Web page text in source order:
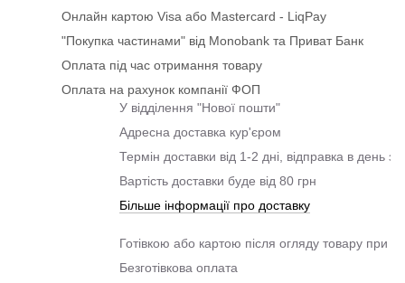
Онлайн картою Visa або Mastercard - LiqPay
"Покупка частинами" від Monobank та Приват Банк
Оплата під час отримання товару
Оплата на рахунок компанії ФОП
У відділення "Нової пошти"
Адресна доставка кур'єром
Термін доставки від 1-2 дні, відправка в день
Вартість доставки буде від 80 грн
Більше інформації про доставку
Готівкою або картою після огляду товару при
Безготівкова оплата